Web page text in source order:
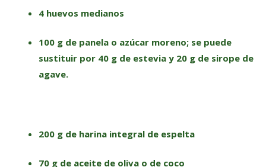
4 huevos medianos
100 g de panela o azúcar moreno; se puede
sustituir por 40 g de estevia y 20 g de sirope de
agave.
200 g de harina integral de espelta
70 g de aceite de oliva o de coco